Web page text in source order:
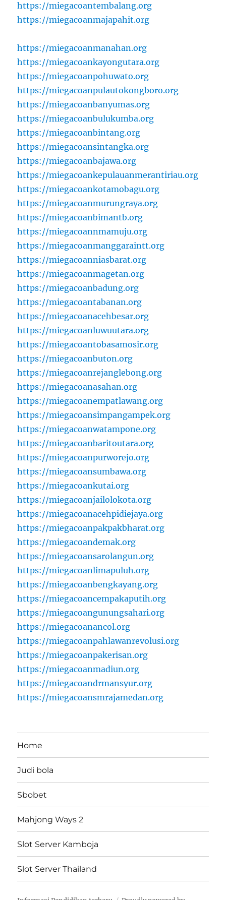
https://miegacoantembalang.org
https://miegacoanmajapahit.org
https://miegacoanmanahan.org
https://miegacoankayongutara.org
https://miegacoanpohuwato.org
https://miegacoanpulautokongboro.org
https://miegacoanbanyumas.org
https://miegacoanbulukumba.org
https://miegacoanbintang.org
https://miegacoansintangka.org
https://miegacoanbajawa.org
https://miegacoankepulauanmerantiriau.org
https://miegacoankotamobagu.org
https://miegacoanmurungraya.org
https://miegacoanbimantb.org
https://miegacoannmamuju.org
https://miegacoanmanggaraintt.org
https://miegacoanniasbarat.org
https://miegacoanmagetan.org
https://miegacoanbadung.org
https://miegacoantabanan.org
https://miegacoanacehbesar.org
https://miegacoanluwuutara.org
https://miegacoantobasamosir.org
https://miegacoanbuton.org
https://miegacoanrejanglebong.org
https://miegacoanasahan.org
https://miegacoanempatlawang.org
https://miegacoansimpangampek.org
https://miegacoanwatampone.org
https://miegacoanbaritoutara.org
https://miegacoanpurworejo.org
https://miegacoansumbawa.org
https://miegacoankutai.org
https://miegacoanjailolokota.org
https://miegacoanacehpidiejaya.org
https://miegacoanpakpakbharat.org
https://miegacoandemak.org
https://miegacoansarolangun.org
https://miegacoanlimapuluh.org
https://miegacoanbengkayang.org
https://miegacoancempakaputih.org
https://miegacoangunungsahari.org
https://miegacoanancol.org
https://miegacoanpahlawanrevolusi.org
https://miegacoanpakerisan.org
https://miegacoanmadiun.org
https://miegacoandrmansyur.org
https://miegacoansmrajamedan.org
Home
Judi bola
Sbobet
Mahjong Ways 2
Slot Server Kamboja
Slot Server Thailand